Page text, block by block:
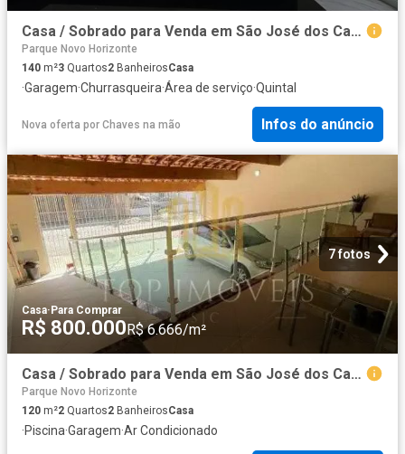
Casa / Sobrado para Venda em São José dos Campos/SP Portal dos Passaros 3 Quartos
Parque Novo Horizonte
140 m²3 Quartos2 BanheirosCasa
·Garagem·Churrasqueira·Área de serviço·Quintal
Nova oferta por Chaves na mão Infos do anúncio
7 fotos
Casa· Para Comprar
R$ 800.000 R$ 6.666/m²
Casa / Sobrado para Venda em São José dos Campos/SP Cidade Vista Verde 2 Quartos
Parque Novo Horizonte
120 m²2 Quartos2 BanheirosCasa
·Piscina·Garagem·Ar Condicionado